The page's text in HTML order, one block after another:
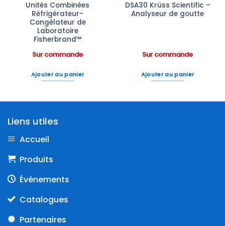
Unités Combinées
Réfrigérateur-
Congélateur de
Laboratoire
Fisherbrand™
Sur commande
Ajouter au panier
DSA30 Krüss Scientific –
Analyseur de goutte
Sur commande
Ajouter au panier
Liens utiles
Accueil
Produits
Événements
Catalogues
Partenaires